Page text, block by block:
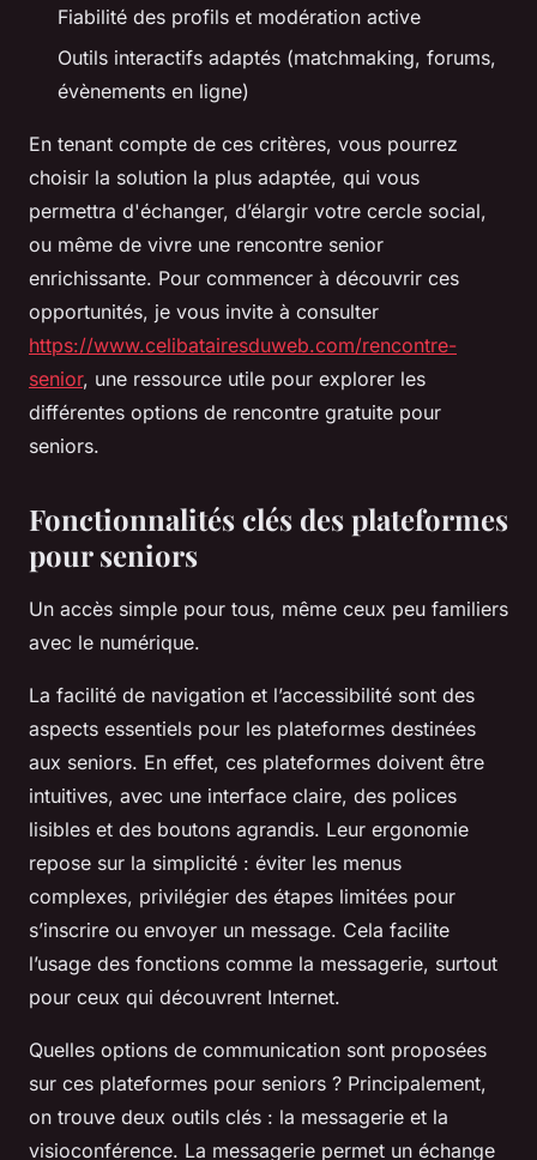
Fiabilité des profils et modération active
Outils interactifs adaptés (matchmaking, forums,
évènements en ligne)
En tenant compte de ces critères, vous pourrez
choisir la solution la plus adaptée, qui vous
permettra d'échanger, d’élargir votre cercle social,
ou même de vivre une rencontre senior
enrichissante. Pour commencer à découvrir ces
opportunités, je vous invite à consulter
https://www.celibatairesduweb.com/rencontre-
senior, une ressource utile pour explorer les
différentes options de rencontre gratuite pour
seniors.
Fonctionnalités clés des plateformes
pour seniors
Un accès simple pour tous, même ceux peu familiers
avec le numérique.
La facilité de navigation et l’accessibilité sont des
aspects essentiels pour les plateformes destinées
aux seniors. En effet, ces plateformes doivent être
intuitives, avec une interface claire, des polices
lisibles et des boutons agrandis. Leur ergonomie
repose sur la simplicité : éviter les menus
complexes, privilégier des étapes limitées pour
s’inscrire ou envoyer un message. Cela facilite
l’usage des fonctions comme la messagerie, surtout
pour ceux qui découvrent Internet.
Quelles options de communication sont proposées
sur ces plateformes pour seniors ? Principalement,
on trouve deux outils clés : la messagerie et la
visioconférence. La messagerie permet un échange